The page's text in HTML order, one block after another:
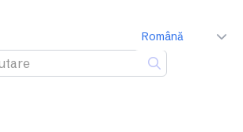
Caută
Română